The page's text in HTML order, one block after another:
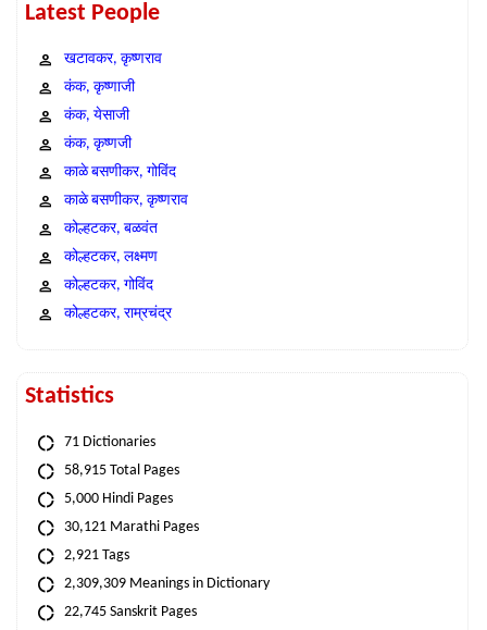
Latest People
खटावकर, कृष्णराव
कंक, कृष्णाजी
कंक, येसाजी
कंक, कृष्णजी
काळे बसणीकर, गोविंद
काळे बसणीकर, कृष्णराव
कोल्हटकर, बळवंत
कोल्हटकर, लक्ष्मण
कोल्हटकर, गोविंद
कोल्हटकर, राम्रचंद्र
Statistics
71 Dictionaries
58,915 Total Pages
5,000 Hindi Pages
30,121 Marathi Pages
2,921 Tags
2,309,309 Meanings in Dictionary
22,745 Sanskrit Pages